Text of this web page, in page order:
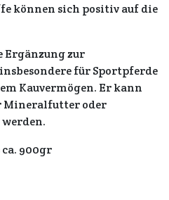
können sich positiv auf die
Ergänzung zur
für Sportpferde
Kauvermögen. Er kann
Mineralfutter oder
ca. 900gr